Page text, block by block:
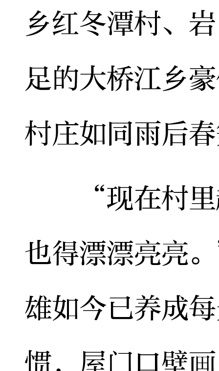
乡红冬潭村、
足的大桥江乡
村庄如同雨后
“现在村里
也得漂漂亮亮
雄如今已养成
惯，屋门口壁